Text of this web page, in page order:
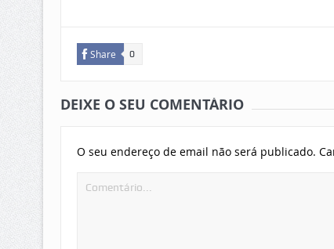
Share 0
DEIXE O SEU COMENTÁRIO
O seu endereço de email não será publicado.